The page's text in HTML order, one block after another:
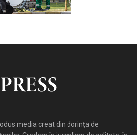
media creat din dorinţa de